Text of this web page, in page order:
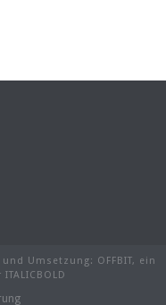
Umsetzung: OFFBIT, ein
ITALICBOLD